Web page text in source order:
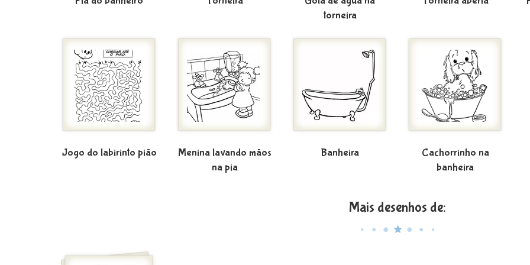
torneira
Jogo do labirinto pião
Menina lavando mãos
na pia
Banheira
Cachorrinho na
banheira
Mais desenhos de: